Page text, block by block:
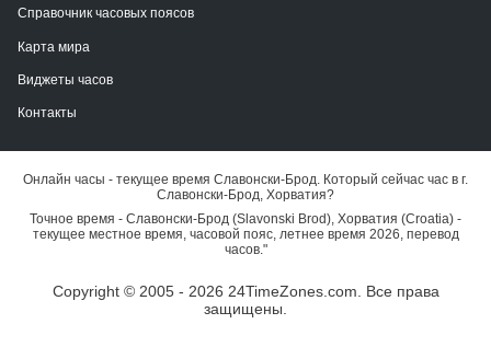
Справочник часовых поясов
Карта мира
Виджеты часов
Контакты
Онлайн часы - текущее время Славонски-Брод. Который сейчас час в г.
Славонски-Брод, Хорватия?
Точное время - Славонски-Брод (Slavonski Brod), Хорватия (Croatia) -
текущее местное время, часовой пояс, летнее время 2026, перевод
часов."
Copyright © 2005 - 2026 24TimeZones.com.
Все права
защищены.